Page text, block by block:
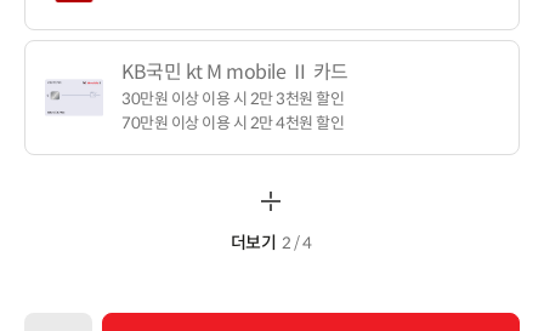
KB국민 kt M mobile Ⅱ 카드
30만원 이상 이용 시 2만 3천원 할인
70만원 이상 이용 시 2만 4천원 할인
더보기 2 / 4